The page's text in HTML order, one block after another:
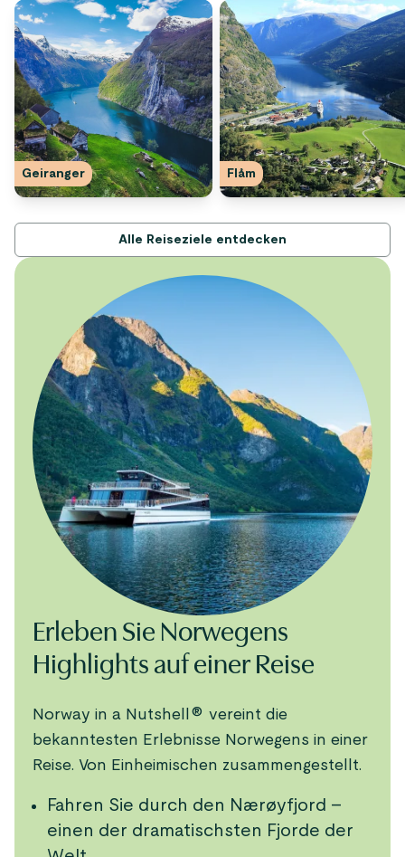
Geiranger Flåm
Alle Reiseziele entdecken
Erleben Sie Norwegens
Highlights auf einer Reise
Norway in a Nutshell® vereint die
bekanntesten Erlebnisse Norwegens in einer
Reise. Von Einheimischen zusammengestellt.
Fahren Sie durch den Nærøyfjord –
einen der dramatischsten Fjorde der